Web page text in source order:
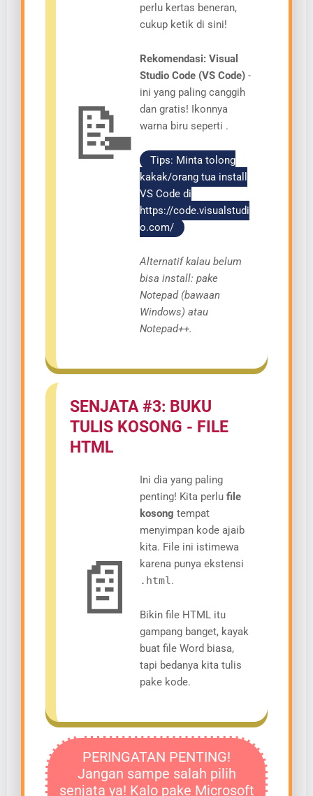
📝
perlu kertas beneran,
cukup ketik di sini!
Rekomendasi: Visual
Studio Code (VS Code) -
ini yang paling canggih
dan gratis! Ikonnya
warna biru seperti .
Tips: Minta tolong
kakak/orang tua install
VS Code di
https://code.visualstudi
o.com/
Alternatif kalau belum
bisa install: pake
Notepad (bawaan
Windows) atau
Notepad++.
SENJATA #3: BUKU
TULIS KOSONG - FILE
HTML
📄
Ini dia yang paling
penting! Kita perlu file
kosong tempat
menyimpan kode ajaib
kita. File ini istimewa
karena punya ekstensi
.html.
Bikin file HTML itu
gampang banget, kayak
buat file Word biasa,
tapi bedanya kita tulis
pake kode.
PERINGATAN PENTING!
Jangan sampe salah pilih
senjata ya! Kalo pake Microsoft